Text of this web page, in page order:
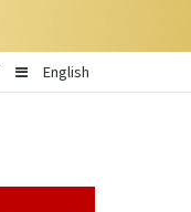
English
Sidebar